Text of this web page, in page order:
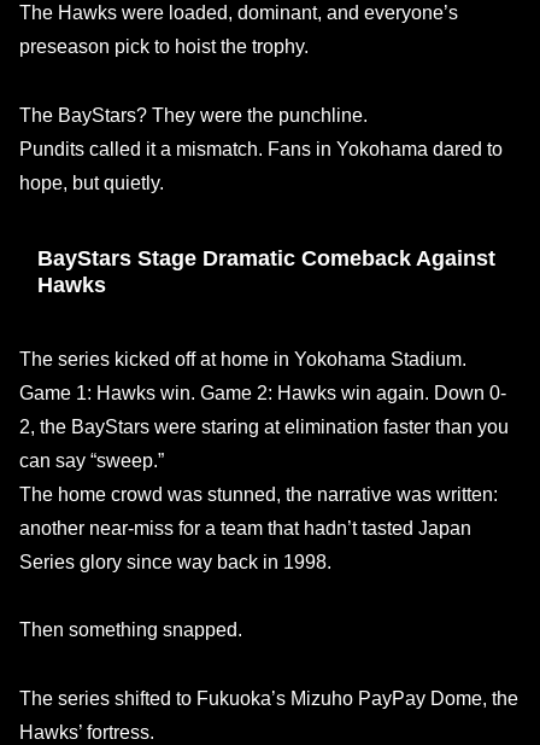
The Hawks were loaded, dominant, and everyone’s
preseason pick to hoist the trophy.
The BayStars? They were the punchline.
Pundits called it a mismatch. Fans in Yokohama dared to
hope, but quietly.
BayStars Stage Dramatic Comeback Against
Hawks
The series kicked off at home in Yokohama Stadium.
Game 1: Hawks win. Game 2: Hawks win again. Down 0-
2, the BayStars were staring at elimination faster than you
can say “sweep.”
The home crowd was stunned, the narrative was written:
another near-miss for a team that hadn’t tasted Japan
Series glory since way back in 1998.
Then something snapped.
The series shifted to Fukuoka’s Mizuho PayPay Dome, the
Hawks’ fortress.